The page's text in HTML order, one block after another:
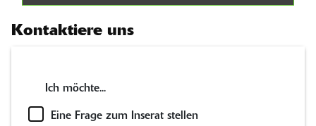
Kontaktiere uns
Ich möchte...
Eine Frage zum Inserat stellen